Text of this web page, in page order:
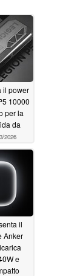
il power
10000
per la
da
2026
il
Anker
e